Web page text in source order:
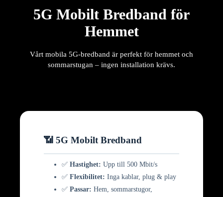
5G Mobilt Bredband för
Hemmet
Vårt mobila 5G-bredband är perfekt för hemmet och
sommarstugan – ingen installation krävs.
📶 5G Mobilt Bredband
✅ Hastighet: Upp till 500 Mbit/s
✅ Flexibilitet: Inga kablar, plug & play
✅ Passar: Hem, sommarstugor,